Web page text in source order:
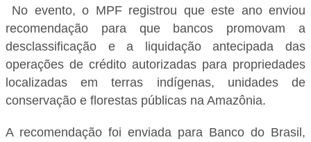
No evento, o MPF registrou que este ano enviou
recomendação para que bancos promovam a
desclassificação e a liquidação antecipada das
operações de crédito autorizadas para propriedades
localizadas em terras indígenas, unidades de
conservação e florestas públicas na Amazônia.
A recomendação foi enviada para Banco do Brasil,